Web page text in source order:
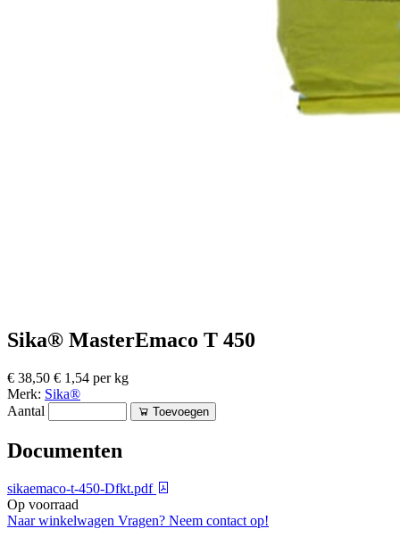
Sika® MasterEmaco T 450
€ 38,50 € 1,54 per kg
Merk: Sika®
Aantal
Toevoegen
Documenten
sikaemaco-t-450-Dfkt.pdf
Op voorraad
Naar winkelwagen Vragen? Neem contact op!